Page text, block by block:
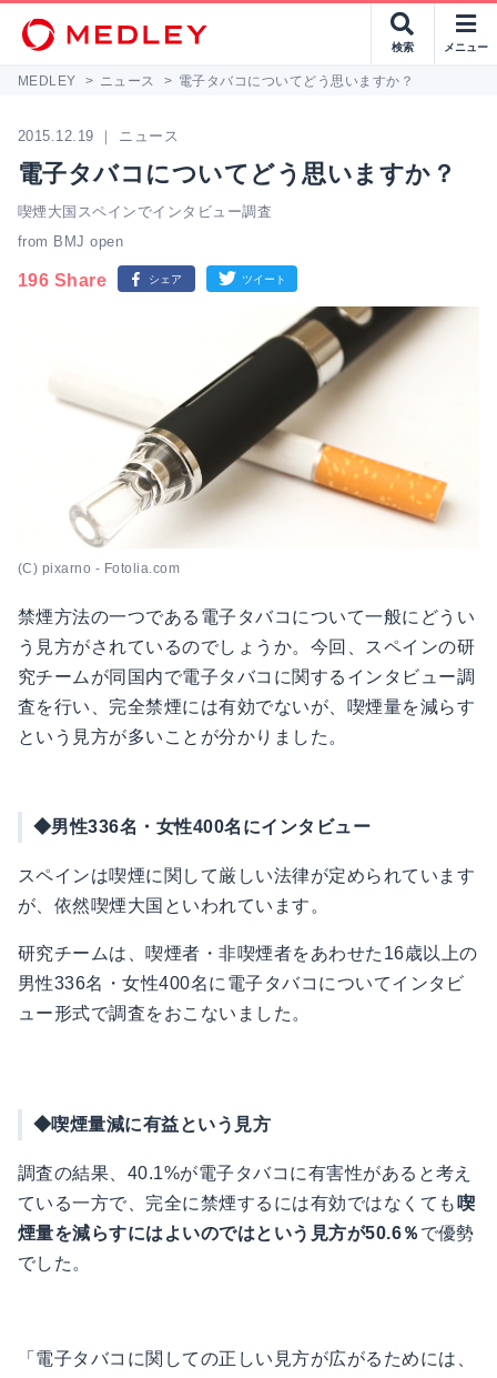
検索 メニュー
MEDLEY > ニュース > 電子タバコについてどう思いますか？
2015.12.19 ｜ ニュース
電子タバコについてどう思いますか？
喫煙大国スペインでインタビュー調査
from BMJ open
196 Share
(C) pixarno - Fotolia.com
禁煙方法の一つである電子タバコについて一般にどうい
う見方がされているのでしょうか。今回、スペインの研
究チームが同国内で電子タバコに関するインタビュー調
査を行い、完全禁煙には有効でないが、喫煙量を減らす
という見方が多いことが分かりました。
◆男性336名・女性400名にインタビュー
スペインは喫煙に関して厳しい法律が定められています
が、依然喫煙大国といわれています。
研究チームは、喫煙者・非喫煙者をあわせた16歳以上の
男性336名・女性400名に電子タバコについてインタビ
ュー形式で調査をおこないました。
◆喫煙量減に有益という見方
調査の結果、40.1%が電子タバコに有害性があると考え
ている一方で、完全に禁煙するには有効ではなくても喫
煙量を減らすにはよいのではという見方が50.6％ で優勢
でした。
「電子タバコに関しての正しい見方が広がるためには、